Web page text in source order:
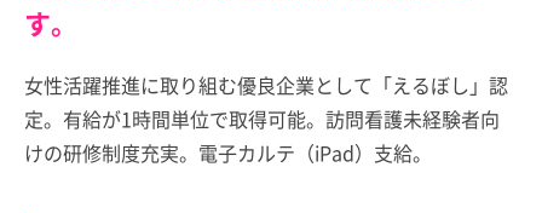
す。
女性活躍推進に取り組む優良企業として「えるぼし」認
定。有給が1時間単位で取得可能。訪問看護未経験者向
けの研修制度充実。電子カルテ（iPad）支給。